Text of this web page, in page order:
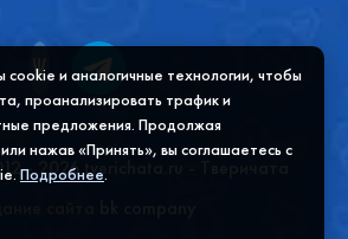
- 2026 tverichata.ru - Тверичата
и аналогичные технологии, чтобы
проанализировать трафик и
предложения. Продолжая
нажав «Принять», вы соглашаетесь с
Подробнее.